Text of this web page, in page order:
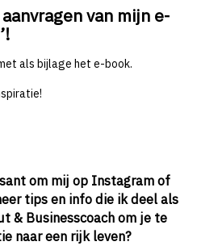
van mijn e-
als bijlage het e-book.
om mij op Instagram of
tips en info die ik deel als
& Businesscoach om je te
naar een rijk leven?